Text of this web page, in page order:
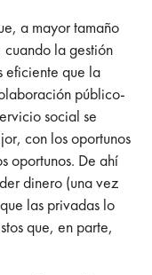
a mayor tamaño
cuando la gestión
eficiente que la
público-
social se
con los oportunos
oportunos. De ahí
dinero (una vez
las privadas lo
que, en parte,